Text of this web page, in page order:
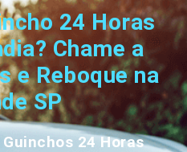
24 Horas
Chame a
e Reboque na
SP
Guinchos 24 Horas